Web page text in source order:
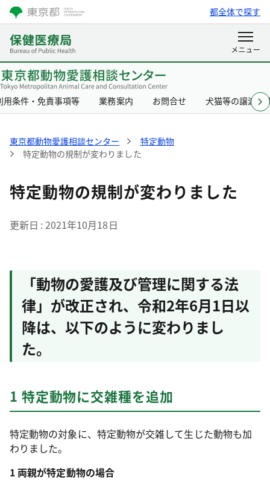
都全体で探す
用条件・免責事項等 業務案内 お問合せ 犬猫等の譲渡事
東京都動物愛護相談センター
特定動物
特定動物の規制が変わりました
特定動物の規制が変わりました
更新日 2021年10月18日
「動物の愛護及び管理に関する法
律」が改正され、令和2年6月1日以
降は、以下のように変わりまし
た。
1 特定動物に交雑種を追加
特定動物の対象に、特定動物が交雑して生じた動物も加
わりました。
1 両親が特定動物の場合